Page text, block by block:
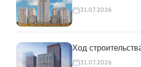
31.07.2026
Ход
31.07.2026